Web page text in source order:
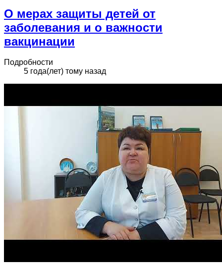
О мерах защиты детей от
заболевания и о важности
вакцинации
Подробности
5 года(лет) тому назад